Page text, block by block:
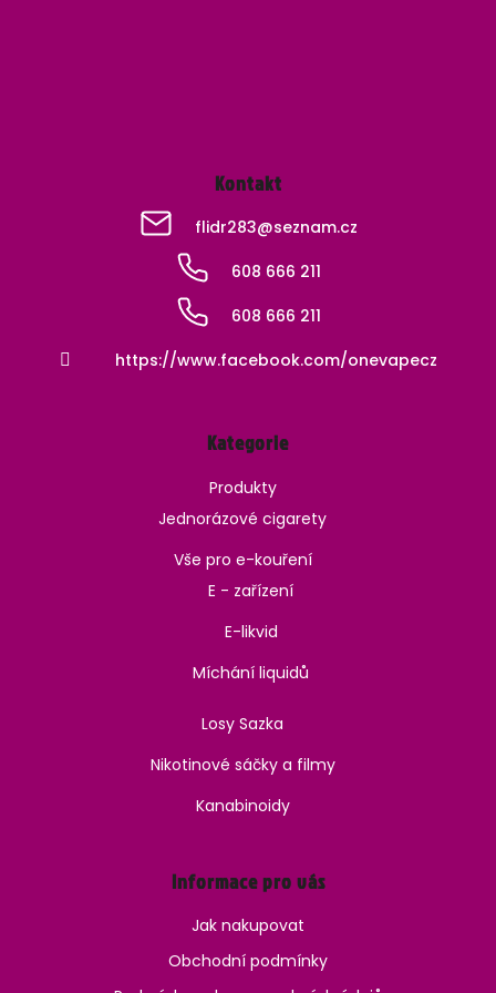
Kontakt
flidr283@seznam.cz
608 666 211
608 666 211
https://www.facebook.com/onevapecz
Kategorie
Produkty
Jednorázové cigarety
Vše pro e-kouření
E - zařízení
E-likvid
Míchání liquidů
Losy Sazka
Nikotinové sáčky a filmy
Kanabinoidy
Informace pro vás
Jak nakupovat
Obchodní podmínky